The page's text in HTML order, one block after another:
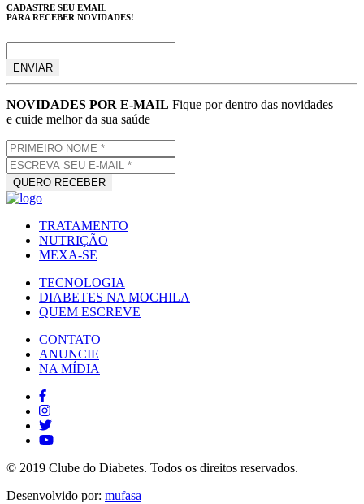
CADASTRE SEU EMAIL
PARA RECEBER NOVIDADES!
NOVIDADES POR E-MAIL Fique por dentro das novidades
e cuide melhor da sua saúde
TRATAMENTO
NUTRIÇÃO
MEXA-SE
TECNOLOGIA
DIABETES NA MOCHILA
QUEM ESCREVE
CONTATO
ANUNCIE
NA MÍDIA
© 2019 Clube do Diabetes. Todos os direitos reservados.
Desenvolvido por: mufasa